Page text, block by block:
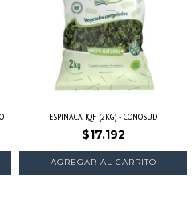
ESPINACA IQF (2KG) - CONOSUD
$17.192
AGREGAR AL CARRITO